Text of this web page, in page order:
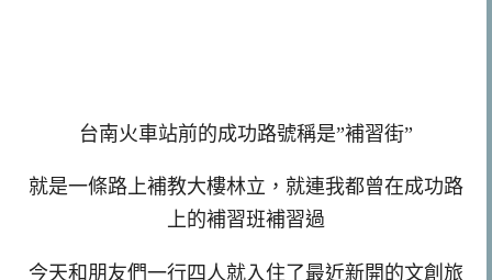
台南火車站前的成功路號稱是”補習街”
就是一條路上補教大樓林立，就連我都曾在成功路
上的補習班補習過
今天和朋友們一行四人就入住了最近新開的文創旅